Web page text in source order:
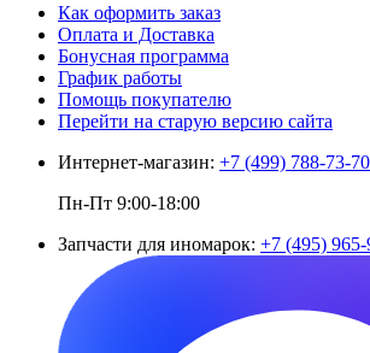
Как оформить заказ
Оплата и Доставка
Бонусная программа
График работы
Помощь покупателю
Перейти на старую версию сайта
Интернет-магазин: +7 (499) 788-73-70
Пн-Пт 9:00-18:00
Запчасти для иномарок: +7 (495)